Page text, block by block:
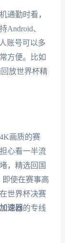
通勤时看，
Android、
账号可以多
方便。比如
放世界杯精
画质的赛
心看一半流
，精选回国
即使在赛事高
世界杯决赛
速器的专线